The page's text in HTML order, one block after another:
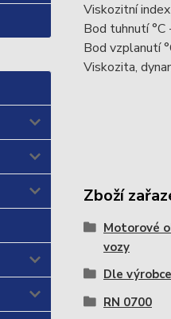
Viskozitní
Bod tuhnutí °C
Bod vzplanutí
Viskozita,
Zboží
Motorové
vozy
Dle výrobce
RN 0700